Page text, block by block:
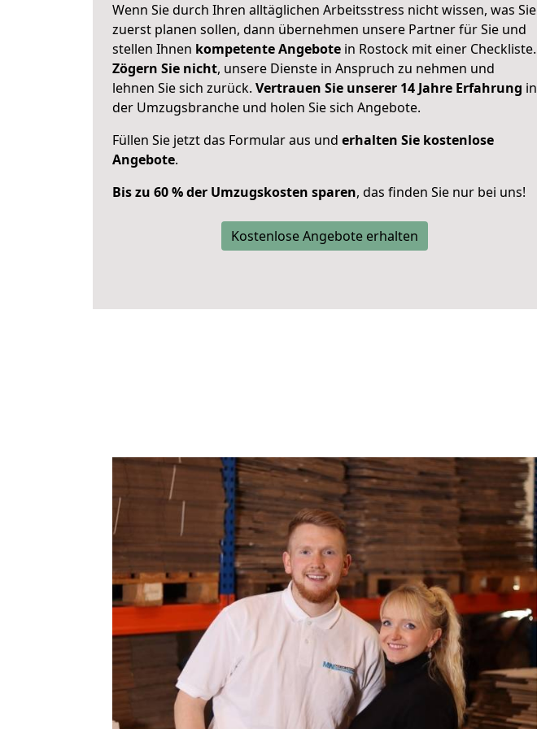
Wenn Sie durch Ihren alltäglichen Arbeitsstress nicht wissen, was Sie
zuerst planen sollen, dann übernehmen unsere Partner für Sie und
stellen Ihnen kompetente Angebote in Rostock mit einer Checkliste.
Zögern Sie nicht, unsere Dienste in Anspruch zu nehmen und
lehnen Sie sich zurück. Vertrauen Sie unserer 14 Jahre Erfahrung in
der Umzugsbranche und holen Sie sich Angebote.
Füllen Sie jetzt das Formular aus und erhalten Sie kostenlose
Angebote.
Bis zu 60 % der Umzugskosten sparen, das finden Sie nur bei uns!
Kostenlose Angebote erhalten